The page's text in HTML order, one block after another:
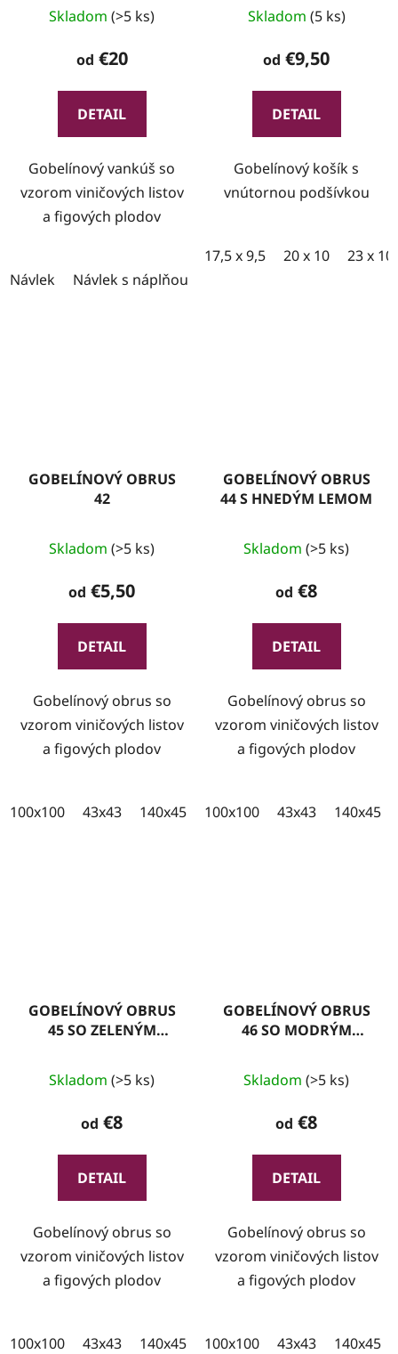
Skladom (>5 ks)
od €20
DETAIL
Gobelínový vankúš so
vzorom viničových listov
a figových plodov
Návlek Návlek s náplňou
Skladom (5 ks)
od €9,50
DETAIL
Gobelínový košík s
vnútornou podšívkou
17,5 x 9,5 20 x 10 23 x
GOBELÍNOVÝ OBRUS
42
Skladom (>5 ks)
od €5,50
DETAIL
Gobelínový obrus so
vzorom viničových listov
a figových plodov
100x100 43x43 140x45 100x35
GOBELÍNOVÝ OBRUS
44 S HNEDÝM LEMOM
Skladom (>5 ks)
od €8
DETAIL
Gobelínový obrus so
vzorom viničových listov
a figových plodov
100x100 43x43 140x45
GOBELÍNOVÝ OBRUS
45 SO ZELENÝM
Skladom (>5 ks)
od €8
DETAIL
Gobelínový obrus so
vzorom viničových listov
a figových plodov
100x100 43x43 140x45 100x35
GOBELÍNOVÝ OBRUS
46 SO MODRÝM
Skladom (>5 ks)
od €8
DETAIL
Gobelínový obrus so
vzorom viničových listov
a figových plodov
100x100 43x43 140x45